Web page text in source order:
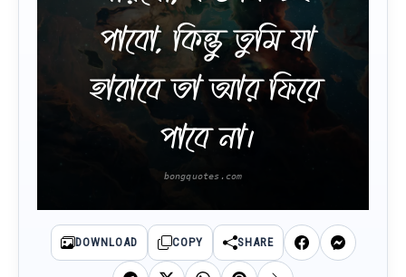
পাবো, কিন্তু তুমি যা
হারাবে তা আর ফিরে
পাবে না।
DOWNLOAD COPY SHARE